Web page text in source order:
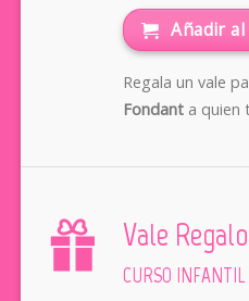
Añadir
Regala un vale
Fondanta quien
Vale Regalo
CURSO INFANTIL